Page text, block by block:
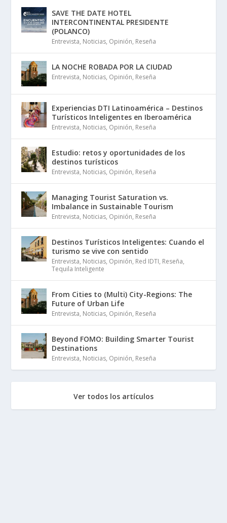
SAVE THE DATE HOTEL
INTERCONTINENTAL PRESIDENTE
(POLANCO)
Entrevista, Noticias, Opinión, Reseña
LA NOCHE ROBADA POR LA CIUDAD
Entrevista, Noticias, Opinión, Reseña
Experiencias DTI Latinoamérica – Destinos
Turísticos Inteligentes en Iberoamérica
Entrevista, Noticias, Opinión, Reseña
Estudio: retos y oportunidades de los
destinos turísticos
Entrevista, Noticias, Opinión, Reseña
Managing Tourist Saturation vs.
Imbalance in Sustainable Tourism
Entrevista, Noticias, Opinión, Reseña
Destinos Turísticos Inteligentes: Cuando el
turismo se vive con sentido
Entrevista, Noticias, Opinión, Red IDTI, Reseña,
Tequila Inteligente
From Cities to (Multi) City-Regions: The
Future of Urban Life
Entrevista, Noticias, Opinión, Reseña
Beyond FOMO: Building Smarter Tourist
Destinations
Entrevista, Noticias, Opinión, Reseña
Ver todos los artículos